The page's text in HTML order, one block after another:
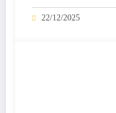
certificado Nivel IV
22/12/2025